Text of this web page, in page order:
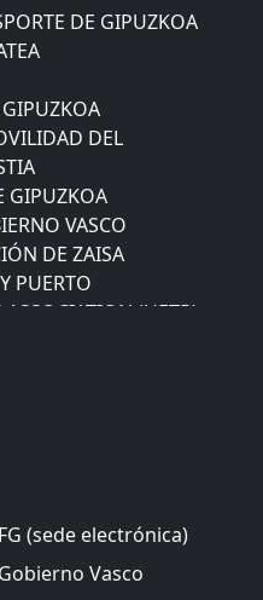
DE GIPUZKOA
DEL
GIPUZKOA
VASCO
DE ZAISA
PUERTO
(UETR)
DE TRANSPORTES)
(sede electrónica)
Vasco